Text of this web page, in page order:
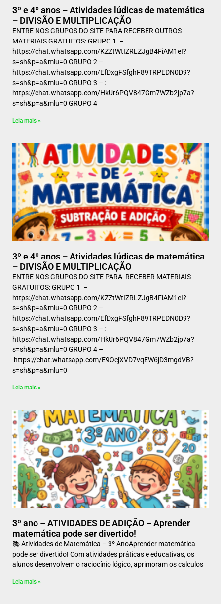
3º e 4º anos – Atividades lúdicas de matemática
– DIVISÃO E MULTIPLICAÇÃO
ENTRE NOS GRUPOS DO SITE PARA RECEBER OUTROS
MATERIAIS GRATUITOS: GRUPO 1 –
https://chat.whatsapp.com/KZZtWtIZRLZJgB4FiAM1eI?
s=sh&p=a&mlu=0 GRUPO 2 –
https://chat.whatsapp.com/EfDxgFSfghF89TRPEDN0D9?
s=sh&p=a&mlu=0 GRUPO 3 – :
https://chat.whatsapp.com/HkUr6PQV847Gm7WZb2jp7a?
s=sh&p=a&mlu=0 GRUPO 4
Leia mais »
3º e 4º anos – Atividades lúdicas de matemática
– DIVISÃO E MULTIPLICAÇÃO
ENTRE NOS GRUPOS DO SITE PARA RECEBER MATERIAIS
GRATUITOS: GRUPO 1 –
https://chat.whatsapp.com/KZZtWtIZRLZJgB4FiAM1eI?
s=sh&p=a&mlu=0 GRUPO 2 –
https://chat.whatsapp.com/EfDxgFSfghF89TRPEDN0D9?
s=sh&p=a&mlu=0 GRUPO 3 – :
https://chat.whatsapp.com/HkUr6PQV847Gm7WZb2jp7a?
s=sh&p=a&mlu=0 GRUPO 4 –
https://chat.whatsapp.com/E9OejXVD7vqEW6jD3mgdVB?
s=sh&p=a&mlu=0
Leia mais »
3º ano – ATIVIDADES DE ADIÇÃO – Aprender
matemática pode ser divertido!
📚 Atividades de Matemática – 3º AnoAprender matemática
pode ser divertido! Com atividades práticas e educativas, os
alunos desenvolvem o raciocínio lógico, aprimoram os cálculos
Leia mais »